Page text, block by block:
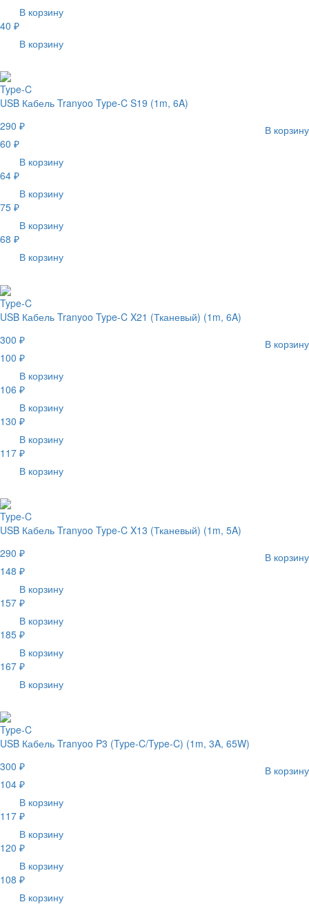
В корзину
40 ₽
В корзину
Type-C
USB Кабель Tranyoo Type-C S19 (1m, 6A)
290 ₽
В корзину
60 ₽
В корзину
64 ₽
В корзину
75 ₽
В корзину
68 ₽
В корзину
Type-C
USB Кабель Tranyoo Type-C X21 (Тканевый) (1m, 6A)
300 ₽
В корзину
100 ₽
В корзину
106 ₽
В корзину
130 ₽
В корзину
117 ₽
В корзину
Type-C
USB Кабель Tranyoo Type-C X13 (Тканевый) (1m, 5A)
290 ₽
В корзину
148 ₽
В корзину
157 ₽
В корзину
185 ₽
В корзину
167 ₽
В корзину
Type-C
USB Кабель Tranyoo P3 (Type-C/Type-C) (1m, 3A, 65W)
300 ₽
В корзину
104 ₽
В корзину
117 ₽
В корзину
120 ₽
В корзину
108 ₽
В корзину